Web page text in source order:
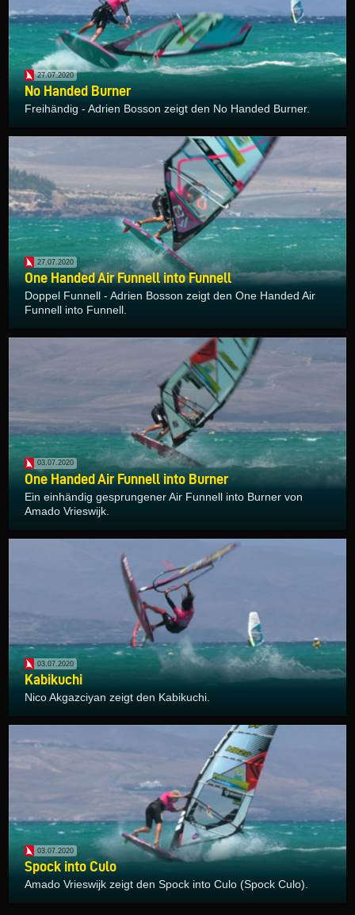
27.07.2020
No Handed Burner
Freihändig - Adrien Bosson zeigt den No Handed Burner.
27.07.2020
One Handed Air Funnell into Funnell
Doppel Funnell - Adrien Bosson zeigt den One Handed Air
Funnell into Funnell.
03.07.2020
One Handed Air Funnell into Burner
Ein einhändig gesprungener Air Funnell into Burner von
Amado Vrieswijk.
03.07.2020
Kabikuchi
Nico Akgazciyan zeigt den Kabikuchi.
03.07.2020
Spock into Culo
Amado Vrieswijk zeigt den Spock into Culo (Spock Culo).